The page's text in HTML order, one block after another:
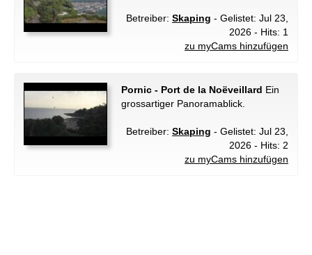
Betreiber: Skaping - Gelistet: Jul 23,
2026 - Hits: 1
zu myCams hinzufügen
Pornic - Port de la Noëveillard Ein
grossartiger Panoramablick.
Betreiber: Skaping - Gelistet: Jul 23,
2026 - Hits: 2
zu myCams hinzufügen